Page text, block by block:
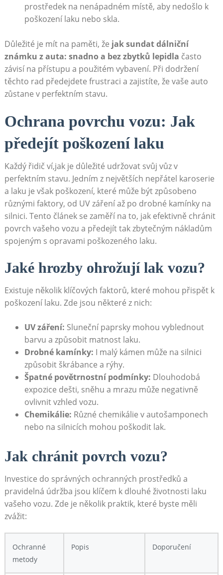
prostředek na nenápadném místě, aby nedošlo k
poškození laku nebo skla.
Důležité je mít na paměti, že jak sundat dálniční
známku z auta: snadno a bez zbytků lepidla často
závisí na přístupu a použitém vybavení. Při dodržení
těchto rad předejdete frustraci a zajistíte, že vaše auto
zůstane v perfektním stavu.
Ochrana povrchu vozu: Jak
předejít poškození laku
Každý řidič ví,jak je důležité udržovat svůj vůz v
perfektním stavu. Jedním z největších nepřátel karoserie
a laku je však poškození, které může být způsobeno
různými faktory, od UV záření až po drobné kamínky na
silnici. Tento článek se zaměří na to, jak efektivně chránit
povrch vašeho vozu a předejít tak zbytečným nákladům
spojeným s opravami poškozeného laku.
Jaké hrozby ohrožují lak vozu?
Existuje několik klíčových faktorů, které mohou přispět k
poškození laku. Zde jsou některé z nich:
UV záření: Sluneční paprsky mohou vyblednout
barvu a způsobit matnost laku.
Drobné kamínky: I malý kámen může na silnici
způsobit škrábance a rýhy.
Špatné povětrnostní podmínky: Dlouhodobá
expozice dešti, sněhu a mrazu může negativně
ovlivnit vzhled vozu.
Chemikálie: Různé chemikálie v autošamponech
nebo na silnicích mohou poškodit lak.
Jak chránit povrch vozu?
Investice do správných ochranných prostředků a
pravidelná údržba jsou klíčem k dlouhé životnosti laku
vašeho vozu. Zde je několik praktik, které byste měli
zvážit:
Ochranné
metody
Popis Doporučení